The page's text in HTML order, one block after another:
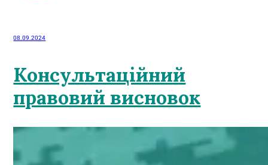
08.09.2024
Консультаційний
правовий висновок